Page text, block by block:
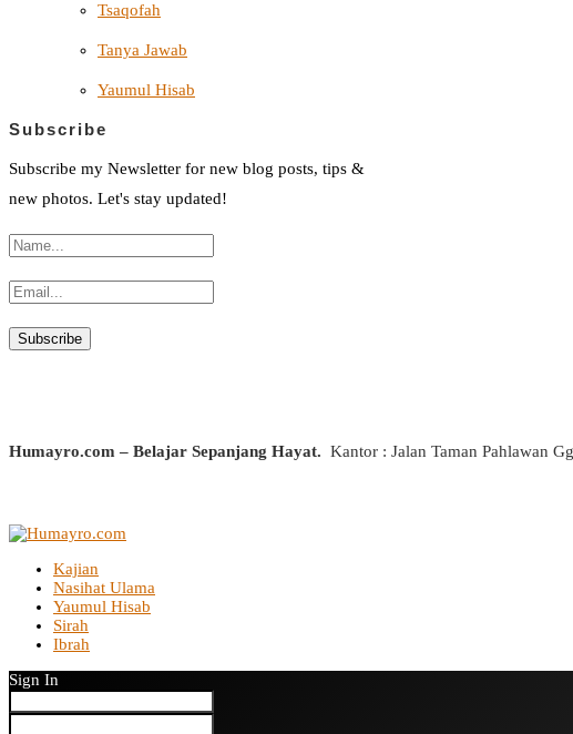
Tsaqofah
Tanya Jawab
Yaumul Hisab
Subscribe
Subscribe my Newsletter for new blog posts, tips &
new photos. Let's stay updated!
Humayro.com – Belajar Sepanjang Hayat. Kantor : Jalan Taman Pahlawan
Kajian
Nasihat Ulama
Yaumul Hisab
Sirah
Ibrah
Sign In